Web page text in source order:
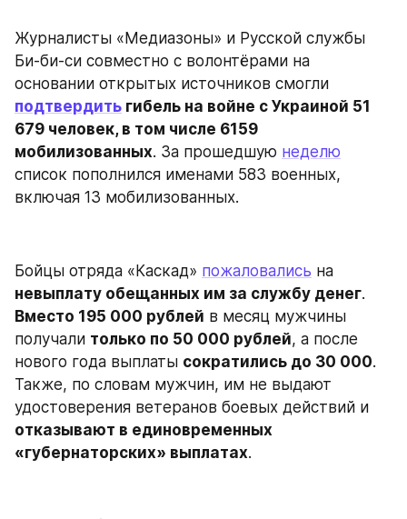
Журналисты «Медиазоны» и Русской службы
Би-би-си совместно с волонтёрами на
подтвердить гибель на войне с Украиной 51
679 человек, в том числе 6159
мобилизованных. За прошедшую неделю
список пополнился именами 583 военных,
включая 13 мобилизованных.
Бойцы отряда «Каскад» пожаловались
невыплату обещанных им за службу денег
Вместо 195 000 рублей в месяц мужчины
получали только по 50 000 рублей, а после
нового года выплаты сократились до 30 000.
Также, по словам мужчин, им не выдают
отказывают в единовременных
«губернаторских» выплатах.